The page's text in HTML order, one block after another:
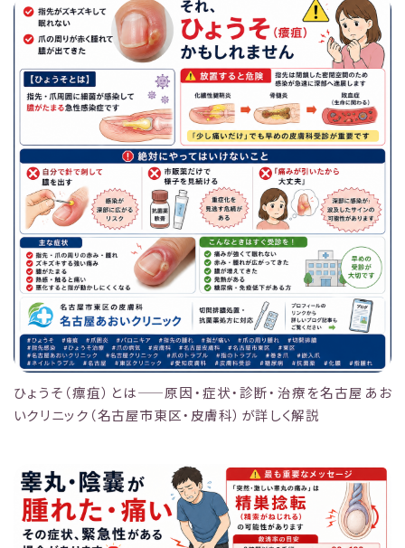
ひょうそ（瘭疽）とは——原因・症状・診断・治療を名古屋あお
いクリニック（名古屋市東区・皮膚科）が詳しく解説